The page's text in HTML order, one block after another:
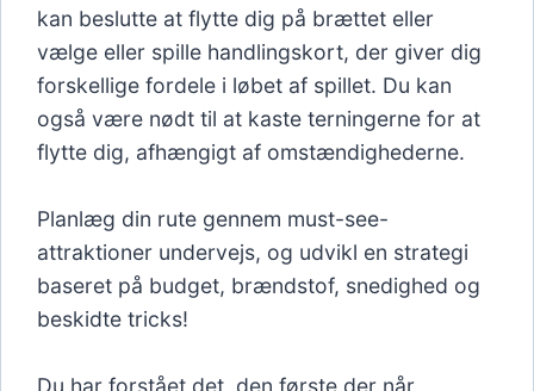
kan beslutte at flytte dig på brættet eller
vælge eller spille handlingskort, der giver dig
forskellige fordele i løbet af spillet. Du kan
også være nødt til at kaste terningerne for at
flytte dig, afhængigt af omstændighederne.
Planlæg din rute gennem must-see-
attraktioner undervejs, og udvikl en strategi
baseret på budget, brændstof, snedighed og
beskidte tricks!